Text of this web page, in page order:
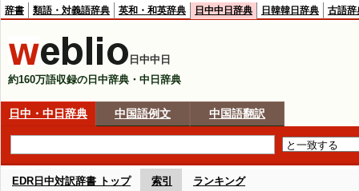
辞書 類語・対義語辞典 英和・和英辞典 日中中日辞典 日韓韓日辞典 古語辞
日中中日
約160万語収録の日中辞典・中日辞典
日中・中日辞典 中国語例文 中国語翻訳
EDR日中対訳辞書 トップ 索引 ランキング